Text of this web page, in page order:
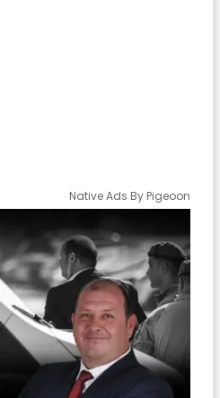
Native Ads By Pigeoon